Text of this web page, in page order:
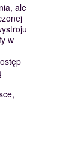
ale
w